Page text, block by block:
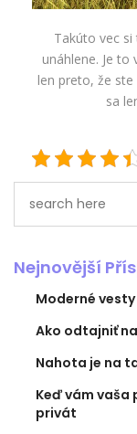
Takúto vec
unáhlene. Je
len preto, že
sa
Nejnovější
Moderné
Ako odtajniť
Nahota je na
Keď vám
privát